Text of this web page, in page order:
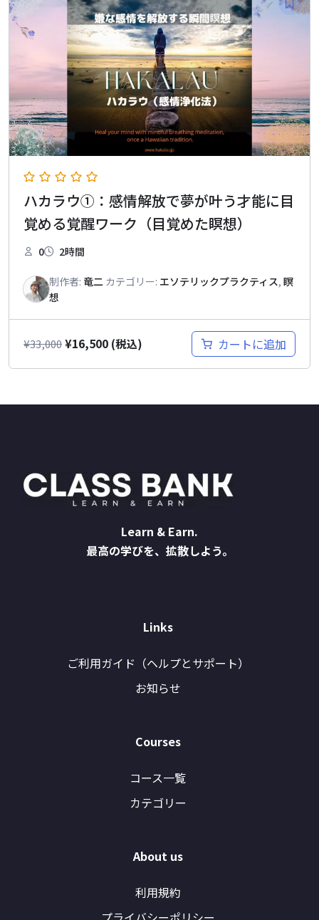
ハカラウ①：感情解放で夢が叶う才能に目
覚める覚醒ワーク（目覚めた瞑想）
0 2時間
制作者: 竜二 カテゴリー: エソテリックプラクティス, 瞑
想
¥33,000¥16,500 (税込) カートに追加
Learn & Earn.
最高の学びを、拡散しよう。
Links
ご利用ガイド（ヘルプとサポート）
お知らせ
Courses
コース一覧
カテゴリー
About us
利用規約